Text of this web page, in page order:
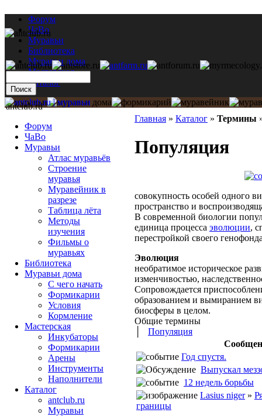
Форум
ЧаВо
Муравьи
Библиотека
Муравьи дома
Мастерская
Каталог
Главная » Каталог » Термины
Популяция
совокупность особей одного
пространство и
В современной биологии
единица процесса эволюции,
перестройкой своего
Эволюция
необратимое историческое
изменчивостью,
Сопровождается
образованием и вымиранием
биосферы в целом.
Общие термины
Популяция
Год спустя.
Выпускал
12 недель борьбы
Lasius niger»
границы
antclub.ru
Форум
ЧаВо
Муравьи
Атлас муравьёв
Строение
муравья
Муравейник в
разрезе
Таблица лёта
Методы
изучения
Фильмы о
муравьях
Библиотека
Муравьи дома
С чего начать
Формикарии
Условия
Кормление
Мастерская
Инкубаторы
Формикарии
Арены
Инструменты
Наполнители
Каталог
antclub.ru
Муравьи